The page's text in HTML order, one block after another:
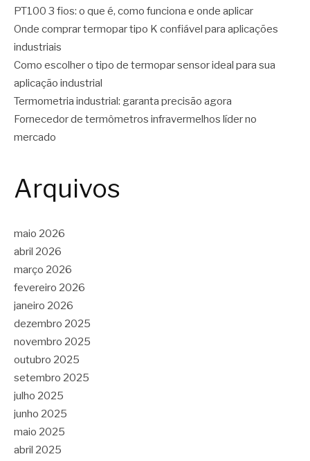
PT100 3 fios: o que é, como funciona e onde aplicar
Onde comprar termopar tipo K confiável para aplicações
industriais
Como escolher o tipo de termopar sensor ideal para sua
aplicação industrial
Termometria industrial: garanta precisão agora
Fornecedor de termômetros infravermelhos líder no
mercado
Arquivos
maio 2026
abril 2026
março 2026
fevereiro 2026
janeiro 2026
dezembro 2025
novembro 2025
outubro 2025
setembro 2025
julho 2025
junho 2025
maio 2025
abril 2025